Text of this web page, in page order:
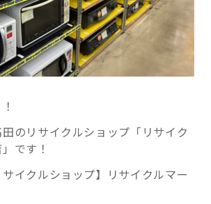
のリサイクルショップ「リサイク
です！
サイクルショップ】リサイクルマー